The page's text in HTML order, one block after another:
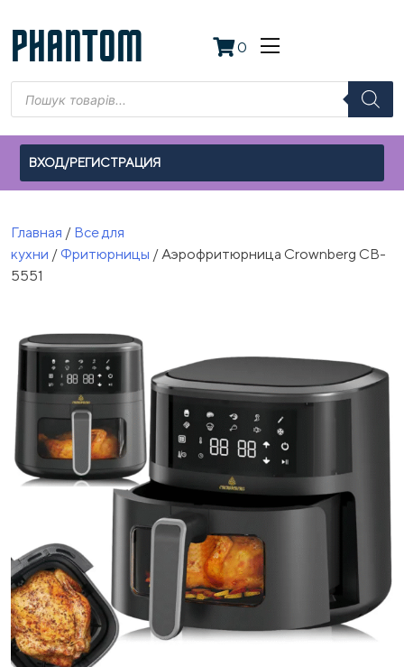
to
content
PHANTOM 0
Поиск
товаров
ВХОД/РЕГИСТРАЦИЯ
Главная / Все для
кухни /Фритюрницы / Аэрофритюрница Crownberg CB-
5551